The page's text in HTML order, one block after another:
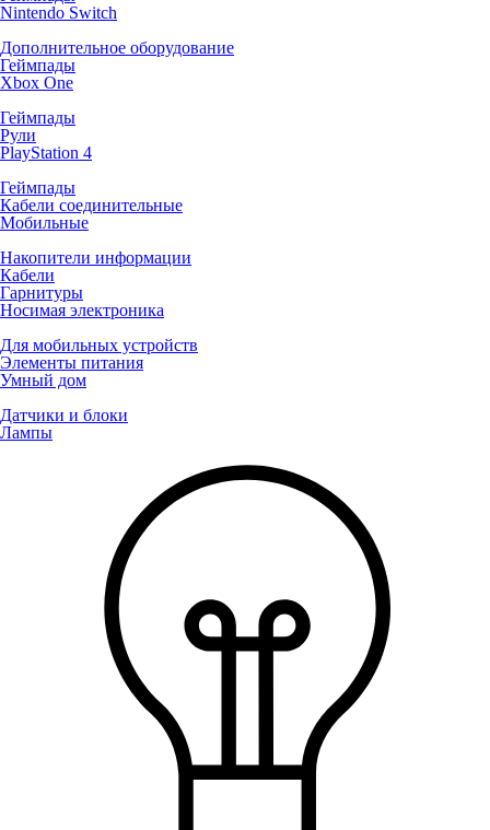
Nintendo Switch
Дополнительное оборудование
Геймпады
Xbox One
Геймпады
Рули
PlayStation 4
Геймпады
Кабели соединительные
Мобильные
Накопители информации
Кабели
Гарнитуры
Носимая электроника
Для мобильных устройств
Элементы питания
Умный дом
Датчики и блоки
Лампы